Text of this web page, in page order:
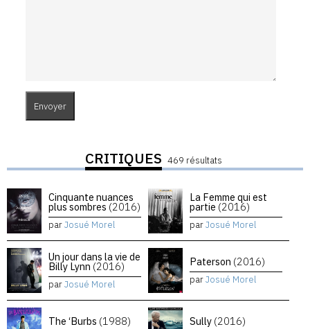
CRITIQUES 469 résultats
Cinquante nuances
plus sombres (2016)
parJosué Morel
La Femme qui est
partie (2016)
parJosué Morel
Un jour dans la vie de
Billy Lynn (2016)
parJosué Morel
Paterson (2016)
parJosué Morel
The ‘Burbs (1988) Sully (2016)